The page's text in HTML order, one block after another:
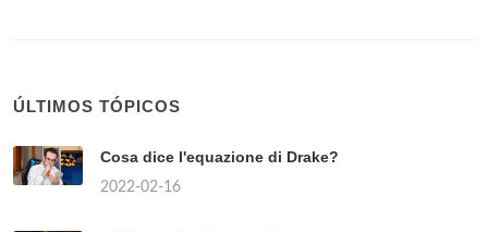
ÚLTIMOS TÓPICOS
Cosa dice l'equazione di Drake?
2022-02-16